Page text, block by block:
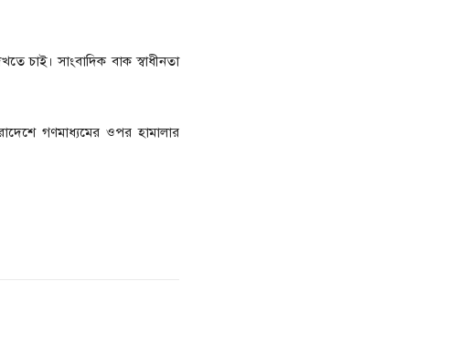
চাই। সাংবাদিক বাক স্বাধীনতা
গণমাধ্যমের ওপর হামালার